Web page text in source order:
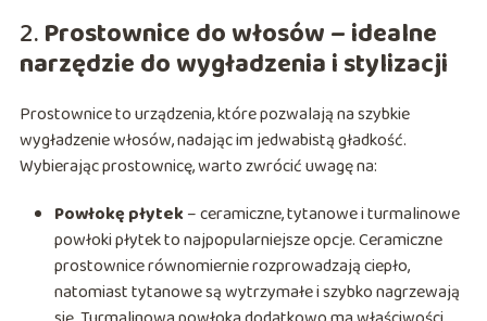
2.Prostownice do włosów – idealne
narzędzie do wygładzenia i stylizacji
Prostownice to urządzenia, które pozwalają na szybkie
wygładzenie włosów, nadając im jedwabistą gładkość.
Wybierając prostownicę, warto zwrócić uwagę na:
Powłokę płytek – ceramiczne, tytanowe i turmalinowe
powłoki płytek to najpopularniejsze opcje. Ceramiczne
prostownice równomiernie rozprowadzają ciepło,
natomiast tytanowe są wytrzymałe i szybko nagrzewają